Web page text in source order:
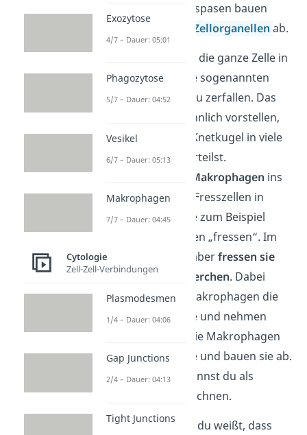
. Die Caspasen bauen
auch alle anderen
Zellorganellen ab.
Schließlich beginnt die ganze Zelle in
viele Einzelteile, die sogenannten
Apoptosekörper
, zu zerfallen. Das
kannst du dir so ähnlich vorstellen,
wie wenn du eine Knetkugel in viele
kleinere Kugeln zerteilst.
Makrophagen ins
Spiel. Das sind die Fresszellen in
deinem Körper, die zum Beispiel
Viren oder Bakterien „fressen“. Im
Fall der Apoptose aberfressen sie
die Apoptosekörperchen. Dabei
umschließen die Makrophagen die
Einzelteile der Zelle und nehmen
diese in sich auf. Die Makrophagen
verdauen die Reste und bauen sie ab.
Diesen Vorgang kannst du als
bezeichnen.
Es ist wichtig, dass du weißt, dass
Exozytose
4/7 – Dauer: 05:01
Phagozytose
5/7 – Dauer: 04:52
Vesikel
6/7 – Dauer: 05:13
Makrophagen
7/7 – Dauer: 04:45
Cytologie
Zell-Zell-Verbindungen
Plasmodesmen
1/4 – Dauer: 04:06
Gap Junctions
2/4 – Dauer: 04:13
Tight Junctions